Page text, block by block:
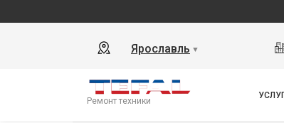
Ярославль ▼
Ремонт техники